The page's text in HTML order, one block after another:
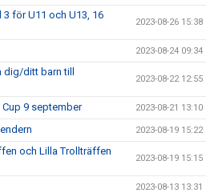
för U11 och U13, 16
2023-08-26 15:38
2023-08-24 09:34
dig/ditt barn till
2023-08-22 12:55
9 september 2023-08-21 13:10
2023-08-19 15:22
och Lilla Trollträffen
2023-08-19 15:15
2023-08-13 13:31